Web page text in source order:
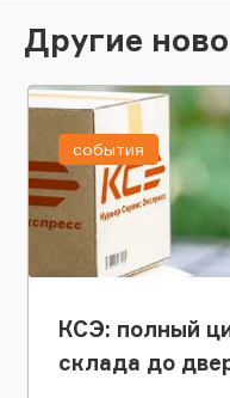
Другие
КСЭ: полный
склада до
события